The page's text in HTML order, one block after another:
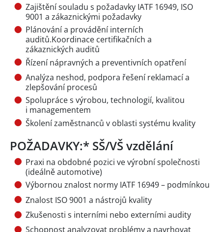
Zajištění souladu s požadavky IATF 16949, ISO
9001 a zákaznickými požadavky
Plánování a provádění interních
auditů.Koordinace certifikačních a
zákaznických auditů
Řízení nápravných a preventivních opatření
Analýza neshod, podpora řešení reklamací a
zlepšování procesů
Spolupráce s výrobou, technologií, kvalitou
i managementem
Školení zaměstnanců v oblasti systému kvality
POŽADAVKY:* SŠ/VŠ vzdělání
Praxi na obdobné pozici ve výrobní společnosti
(ideálně automotive)
Výbornou znalost normy IATF 16949 – podmínkou
Znalost ISO 9001 a nástrojů kvality
Zkušenosti s interními nebo externími audity
Schopnost analyzovat problémy a navrhovat